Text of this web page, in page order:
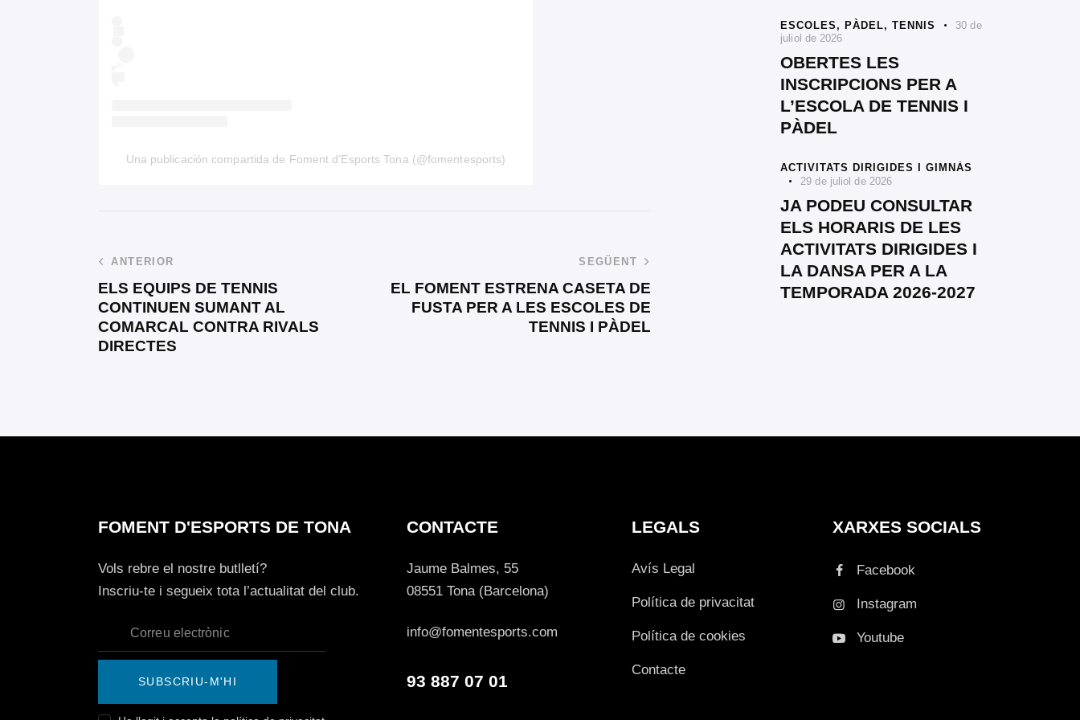
Una publicación compartida de Foment d’Esports Tona (@fomentesports)
ANTERIOR
ELS EQUIPS DE TENNIS
CONTINUEN SUMANT AL
COMARCAL CONTRA RIVALS
DIRECTES
SEGÜENT
EL FOMENT ESTRENA CASETA DE
FUSTA PER A LES ESCOLES DE
TENNIS I PÀDEL
ESCOLES, PÀDEL,TENNIS
30 de
juliol de 2026
OBERTES LES
INSCRIPCIONS PER A
L’ESCOLA DE TENNIS I
PÀDEL
ACTIVITATS DIRIGIDES I GIMNÀS
29 de juliol de 2026
JA PODEU CONSULTAR
ELS HORARIS DE LES
ACTIVITATS DIRIGIDES I
LA DANSA PER A LA
TEMPORADA 2026-2027
FOMENT D'ESPORTS DE TONA
Vols rebre el nostre butlletí?
Inscriu-te i segueix tota l’actualitat del club.
SUBSCRIU-M'HI
CONTACTE
Jaume Balmes, 55
08551 Tona (Barcelona)
info@fomentesports.com
93 887 07 01
LEGALS
Avís Legal
Política de privacitat
Política de cookies
Contacte
XARXES SOCIALS
Facebook
Instagram
Youtube